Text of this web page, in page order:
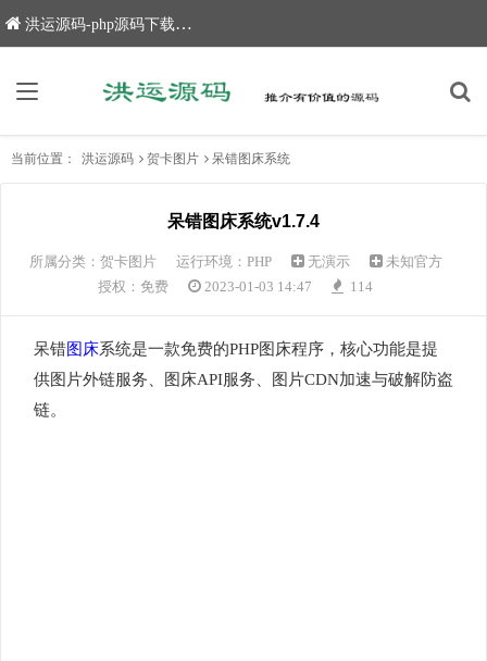
洪运源码-php源码下载,网站源码,网站源码下载
当前位置： 洪运源码 贺卡图片 呆错图床系统
呆错图床系统v1.7.4
所属分类： 贺卡图片 运行环境：PHP 无演示
未知官方
授权：免费
2023-01-03 14:47 114
呆错图床系统是一款免费的PHP图床程序，核心功能是提
供图片外链服务、图床API服务、图片CDN加速与破解防盗
链。